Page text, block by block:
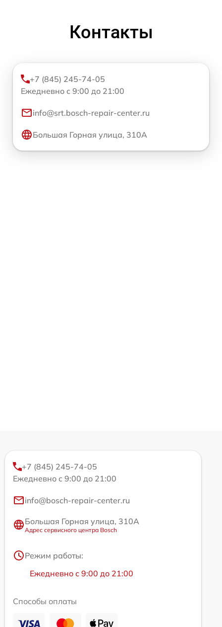
Контакты
+7 (845) 245-74-05
Ежедневно с 9:00 до 21:00
info@srt.bosch-repair-center.ru
Большая Горная улица, 310А
+7 (845) 245-74-05
Ежедневно с 9:00 до 21:00
info@bosch-repair-center.ru
Большая Горная улица, 310А
Адрес сервисного центра Bosch
Режим работы:
Ежедневно с 9:00 до 21:00
Способы оплаты